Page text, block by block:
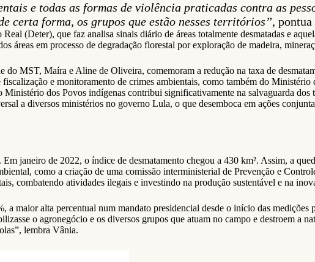
e todas as formas de violência praticadas contra as
certa forma, os grupos que estão nesses territórios”,
(Deter), que faz analisa sinais diário de áreas totalmente desmatadas e
áreas em processo de degradação florestal por exploração de madeira,
do MST, Maíra e Aline de Oliveira, comemoram a redução na taxa de
e monitoramento de crimes ambientais, como também do
dos Povos indígenas contribui significativamente na salvaguarda dos
a diversos ministérios no governo Lula, o que desemboca em ações
janeiro de 2022, o índice de desmatamento chegou a 430 km². Assim, a
como a criação de uma comissão interministerial de Prevenção e
combatendo atividades ilegais e investindo na produção sustentável e na
maior alta percentual num mandato presidencial desde o início das
o agronegócio e os diversos grupos que atuam no campo e destroem a
lembra Vânia.